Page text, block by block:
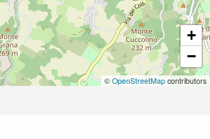
+
−
© OpenStreetMap contributors